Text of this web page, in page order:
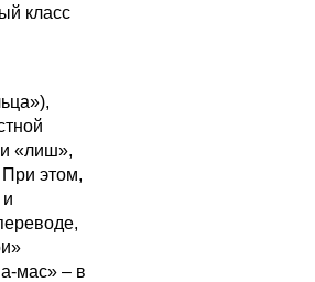
класс
«лиш»,
этом,
мас» – в